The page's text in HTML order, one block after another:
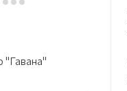
"Гавана"